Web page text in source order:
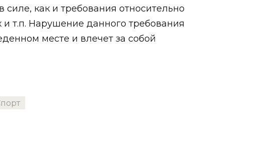
как и требования относительно
и т.п. Нарушение данного требования
месте и влечет за собой